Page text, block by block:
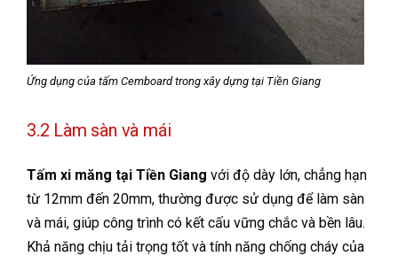
Ứng dụng của tấm Cemboard trong xây dựng tại Tiền Giang
3.2 Làm sàn và mái
Tấm xi măng tại Tiền Giang với độ dày lớn, chẳng hạn
từ 12mm đến 20mm, thường được sử dụng để làm sàn
và mái, giúp công trình có kết cấu vững chắc và bền lâu.
Khả năng chịu tải trọng tốt và tính năng chống cháy của